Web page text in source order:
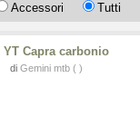
Accessori Tutti
YT Capra carbonio
di Gemini mtb ( )